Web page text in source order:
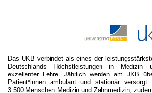
Das UKB verbindet als eines der
Deutschlands Höchstleistungen in Medizin
exzellenter Lehre. Jährlich werden am UKB
Patient*innen ambulant und stationär
3.500 Menschen Medizin und Zahnmedizin,